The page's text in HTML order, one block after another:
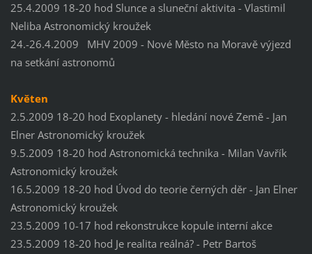
25.4.2009 18-20 hod Slunce a sluneční aktivita - Vlastimil
Neliba Astronomický kroužek
24.-26.4.2009 MHV 2009 - Nové Město na Moravě výjezd
na setkání astronomů
Květen
2.5.2009 18-20 hod Exoplanety - hledání nové Země - Jan
Elner Astronomický kroužek
9.5.2009 18-20 hod Astronomická technika - Milan Vavřík
Astronomický kroužek
16.5.2009 18-20 hod Úvod do teorie černých děr - Jan Elner
Astronomický kroužek
23.5.2009 10-17 hod rekonstrukce kopule interní akce
23.5.2009 18-20 hod Je realita reálná? - Petr Bartoš